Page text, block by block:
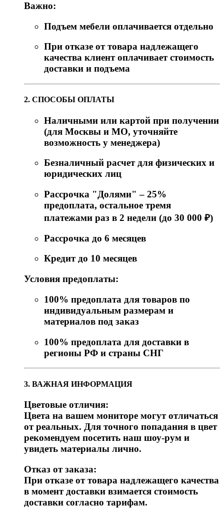
Важно:
Подъем мебели оплачивается отдельно
При отказе от товара надлежащего
качества клиент оплачивает стоимость
доставки и подъема
2. СПОСОБЫ ОПЛАТЫ
Наличными или картой при получении
(для Москвы и МО, уточняйте
возможность у менеджера)
Безналичный расчет для физических и
юридических лиц
Рассрочка "Долями" – 25%
предоплата, остальное тремя
платежами раз в 2 недели (до 30 000 ₽)
Рассрочка до 6 месяцев
Кредит до 10 месяцев
Условия предоплаты:
100% предоплата для товаров по
индивидуальным размерам и
материалов под заказ
100% предоплата для доставки в
регионы РФ и страны СНГ
3. ВАЖНАЯ ИНФОРМАЦИЯ
Цветовые отличия:
Цвета на вашем мониторе могут отличаться
от реальных. Для точного попадания в цвет
рекомендуем посетить наш шоу-рум и
увидеть материалы лично.
Отказ от заказа:
При отказе от товара надлежащего качества
в момент доставки взимается стоимость
доставки согласно тарифам.